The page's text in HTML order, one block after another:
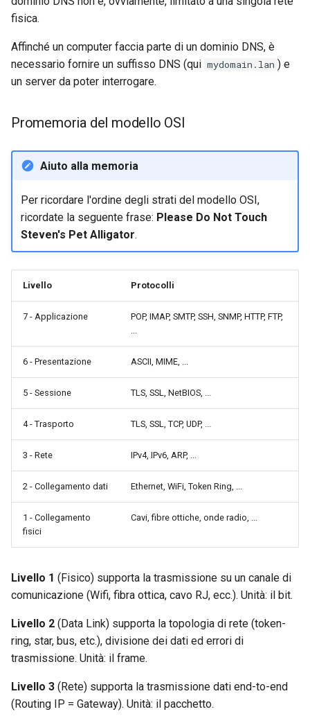
fisica.
Affinché un computer faccia parte di un dominio DNS, è
necessario fornire un suffisso DNS (qui mydomain.lan ) e
un server da poter interrogare.
Promemoria del modello OSI
Aiuto alla memoria
Per ricordare l'ordine degli strati del modello OSI,
ricordate la seguente frase: Please Do Not Touch
Steven's Pet Alligator.
Livello Protocolli
7 - Applicazione
POP, IMAP, SMTP, SSH, SNMP, HTTP, FTP,
...
6 - Presentazione ASCII, MIME, ...
5 - Sessione TLS, SSL, NetBIOS, ...
4 - Trasporto TLS, SSL, TCP, UDP, ...
3 - Rete IPv4, IPv6, ARP, ...
2 - Collegamento dati Ethernet, WiFi, Token Ring, ...
1 - Collegamento
fisici
Cavi, fibre ottiche, onde radio, ...
Livello 1 (Fisico) supporta la trasmissione su un canale di
comunicazione (Wifi, fibra ottica, cavo RJ, ecc.). Unità: il bit.
Livello 2 (Data Link) supporta la topologia di rete (token-
ring, star, bus, etc.), divisione dei dati ed errori di
trasmissione. Unità: il frame.
Livello 3 (Rete) supporta la trasmissione dati end-to-end
(Routing IP = Gateway). Unità: il pacchetto.